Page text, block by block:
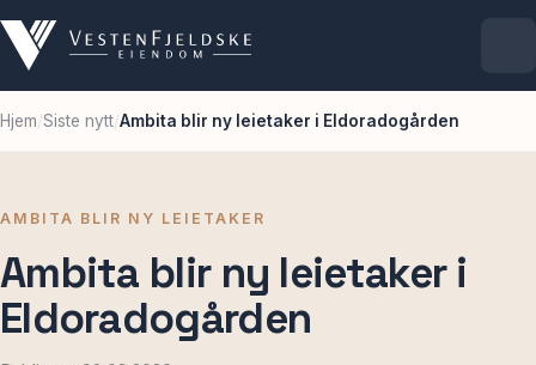
Eiendommer
Ledige lokaler
For leietakere
Hjem/Siste nytt/Ambita blir ny leietaker i Eldoradogården
AMBITA BLIR NY LEIETAKER
Ambita blir ny leietaker i
Eldoradogården